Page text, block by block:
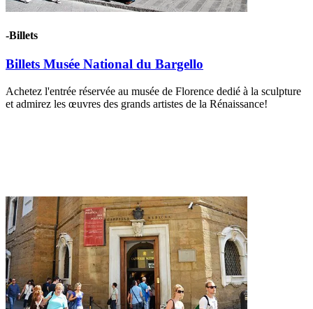
-Billets
Billets Musée National du Bargello
Achetez l'entrée réservée au musée de Florence dedié à la sculpture
et admirez les œuvres des grands artistes de la Rénaissance!